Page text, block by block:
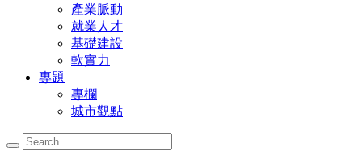
產業脈動
就業人才
基礎建設
軟實力
專題
專欄
城市觀點